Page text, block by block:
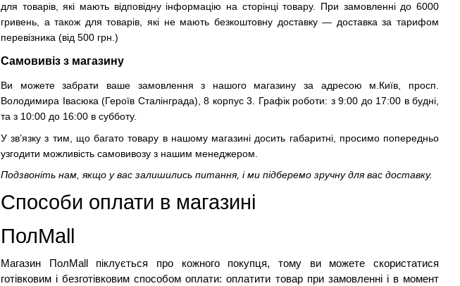
для товарів, які мають відповідну інформацію на сторінці товару. При замовленні до 6000
гривень, а також для товарів, які не мають безкоштовну доставку — доставка за тарифом
перевізника (від 500 грн.)
Самовивіз з магазину
Ви можете забрати ваше замовлення з нашого магазину за адресою м.Київ, просп.
Володимира Івасюка (Героїв Сталінграда), 8 корпус 3. Графік роботи: з 9:00 до 17:00 в будні,
та з 10:00 до 16:00 в субботу.
У зв’язку з тим, що багато товару в нашому магазині досить габаритні, просимо попередньо
узгодити можливість самовивозу з нашим менеджером.
Подзвоніть нам, якщо у вас залишились питання, і ми підберемо зручну для вас доставку.
Способи оплати в магазині
ПолMall
Магазин ПолMall
піклується про кожного покупця, тому ви можете скористатися
готівковим і безготівковим способом оплати: оплатити товар при замовленні і в момент